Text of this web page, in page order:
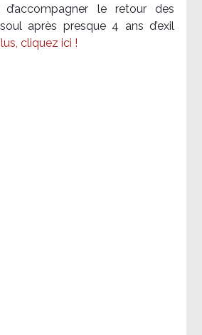
le retour des
après presque 4 ans d’exil
cliquez ici !